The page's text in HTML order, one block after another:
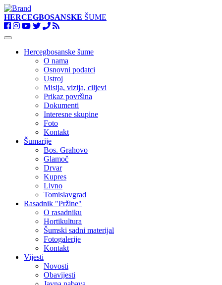
HERCEGBOSANSKE ŠUME
Toggle
navigationHercegbosanske šume
O nama
Osnovni podatci
Ustroj
Misija, vizija, ciljevi
Prikaz površina
Dokumenti
Interesne skupine
Foto
Kontakt
Šumarije
Bos. Grahovo
Glamoč
Drvar
Kupres
Livno
Tomislavgrad
Rasadnik "Pržine"
O rasadniku
Hortikultura
Šumski sadni materijal
Fotogalerije
Kontakt
Vijesti
Novosti
Obavijesti